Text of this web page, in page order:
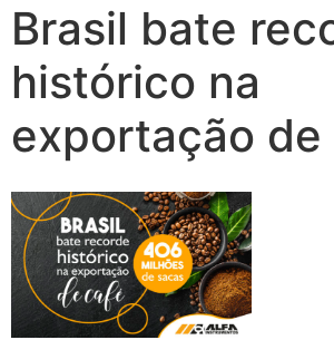
Brasil bate
histórico na
exportação de